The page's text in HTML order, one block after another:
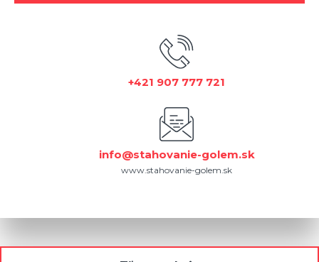
+421 907 777 721
info@stahovanie-golem.sk
www.stahovanie-golem.sk